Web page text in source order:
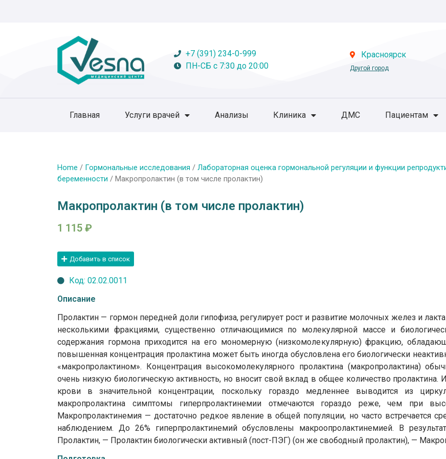
+7 (391) 234-0-999
ПН-СБ с 7:30 до 20:00
Красноярск
Другой город
Главная Услуги врачей Анализы Клиника ДМС Пациентам
Home / Гормональные исследования / Лабораторная оценка гормональной регуляции и функции
беременности / Макропролактин (в том числе пролактин)
Макропролактин (в том числе пролактин)
1 115 ₽
Добавить в список
Код: 02.02.0011
Описание
Пролактин — гормон передней доли гипофиза, регулирует рост и развитие молочных желез и
несколькими фракциями, существенно отличающимися по молекулярной массе и
содержания гормона приходится на его мономерную (низкомолекулярную) фракцию,
повышенная концентрация пролактина может быть иногда обусловлена его биологически
«макропролактином». Концентрация высокомолекулярного пролактина (макропролактина)
очень низкую биологическую активность, но вносит свой вклад в общее количество пролактина.
крови в значительной концентрации, поскольку гораздо медленнее выводится из
макропролактина симптомы гиперпролактинемии отмечаются гораздо реже, чем при
Макропролактинемия — достаточно редкое явление в общей популяции, но часто встречается
наблюдением. До 26% гиперпролактинемий обусловлены макроопролактинемией. В
Пролактин, — Пролактин биологически активный (пост-ПЭГ) (он же свободный пролактин), —